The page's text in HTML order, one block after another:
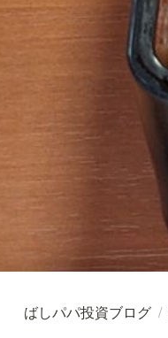
ばしパパ投資ブログ /